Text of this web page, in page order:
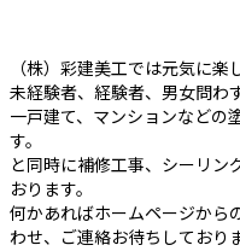
（株）彩建美工では元気に
未経験者、経験者、男女問わ
一戸建て、マンションなどの
す。
と同時に補修工事、シーリン
おります。
何かあればホームページから
わせ、ご連絡お待ちしており